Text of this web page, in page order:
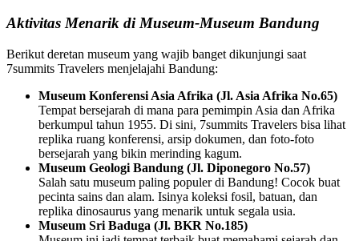
Aktivitas Menarik di Museum-Museum Bandung
Berikut deretan museum yang wajib banget dikunjungi saat
7summits Travelers menjelajahi Bandung:
Museum Konferensi Asia Afrika (Jl. Asia Afrika No.65)
Tempat bersejarah di mana para pemimpin Asia dan Afrika
berkumpul tahun 1955. Di sini, 7summits Travelers bisa lihat
replika ruang konferensi, arsip dokumen, dan foto-foto
bersejarah yang bikin merinding kagum.
Museum Geologi Bandung (Jl. Diponegoro No.57)
Salah satu museum paling populer di Bandung! Cocok buat
pecinta sains dan alam. Isinya koleksi fosil, batuan, dan
replika dinosaurus yang menarik untuk segala usia.
Museum Sri Baduga (Jl. BKR No.185)